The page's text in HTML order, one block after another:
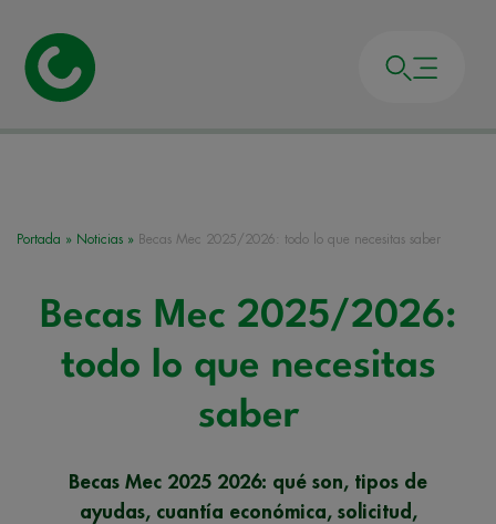
Portada » Noticias » Becas Mec 2025/2026: todo lo que necesitas saber
Becas Mec 2025/2026:
todo lo que necesitas
saber
Becas Mec 2025 2026: qué son, tipos de
ayudas, cuantía económica, solicitud,